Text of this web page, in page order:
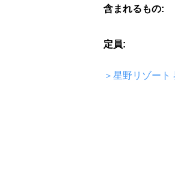
含まれるもの:
定員:
＞星野リゾート